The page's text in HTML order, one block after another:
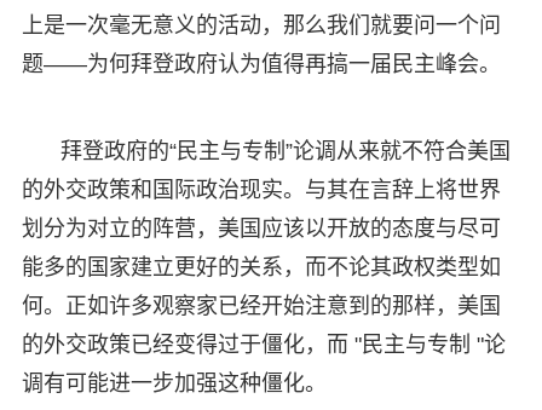
上是一次毫无意义的活动，那么我们就要问一个问
题——为何拜登政府认为值得再搞一届民主峰会。
拜登政府的“民主与专制”论调从来就不符合美国
的外交政策和国际政治现实。与其在言辞上将世界
划分为对立的阵营，美国应该以开放的态度与尽可
能多的国家建立更好的关系，而不论其政权类型如
何。正如许多观察家已经开始注意到的那样，美国
的外交政策已经变得过于僵化，而 "民主与专制 "论
调有可能进一步加强这种僵化。